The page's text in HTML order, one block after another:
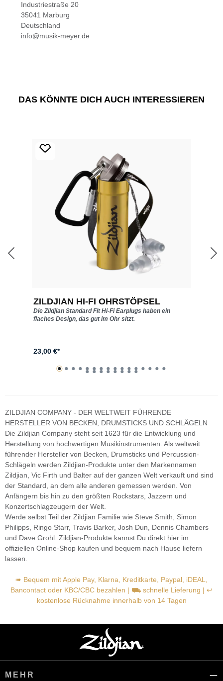
Industriestraße 20
35041 Marburg
Deutschland
info@musik-meyer.de
DAS KÖNNTE DICH AUCH INTERESSIEREN
ZILDJIAN HI-FI OHRSTÖPSEL
Die Zildjian Standard Fit Hi-Fi Earplugs haben ein
flaches Design, das gut im Ohr sitzt.
23,00 €*
ZILDJIAN COMPANY - DER WELTWEIT FÜHRENDE
HERSTELLER VON BECKEN, DRUMSTICKS UND SCHLÄGELN
Die Zildjian Company steht seit 1623 für die Entwicklung und
Herstellung von hochwertigen Musikinstrumenten. Als weltweit
führender Hersteller von Becken, Drumsticks und Percussion-
Schlägeln werden Zildjian-Produkte unter den Markennamen
Zildjian, Vic Firth und Balter auf der ganzen Welt verkauft und sind
der Standard, an dem alle anderen gemessen werden. Von
Anfängern bis hin zu den größten Rockstars, Jazzern und
Konzertschlagzeugern der Welt.
Werde selbst Teil der Zildjian Familie wie Steve Smith, Simon
Philipps, Ringo Starr, Travis Barker, Josh Dun, Dennis Chambers
und Dave Grohl. Zildjian-Produkte kannst Du direkt hier im
offiziellen Online-Shop kaufen und bequem nach Hause liefern
lassen.
➠ Bequem mit Apple Pay, Klarna, Kreditkarte, Paypal, iDEAL,
Bancontact oder KBC/CBC bezahlen | ⛟ schnelle Lieferung | ↩
kostenlose Rücknahme innerhalb von 14 Tagen
MEHR